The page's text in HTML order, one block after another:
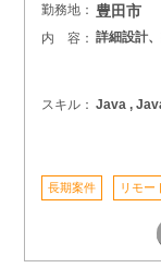
勤務地： 豊田市
内 容： 詳細設計
スキル： Java ,
長期案件 リモー